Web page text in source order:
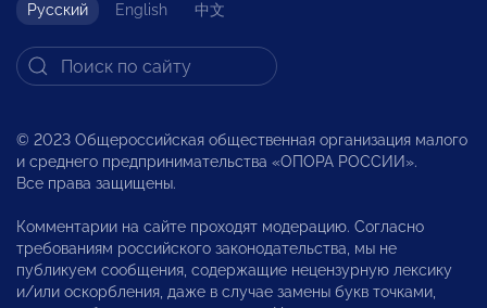
Русский English 中文
© 2023 Общероссийская общественная организация малого
и среднего предпринимательства «ОПОРА РОССИИ».
Все права защищены.
Комментарии на сайте проходят модерацию. Согласно
требованиям российского законодательства, мы не
публикуем сообщения, содержащие нецензурную лексику
и/или оскорбления, даже в случае замены букв точками,